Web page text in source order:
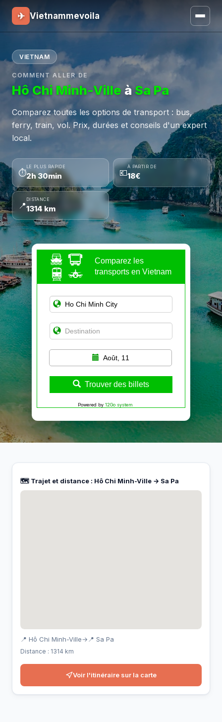
✈ Vietnammevoila
VIETNAM
COMMENT ALLER DE
Hô Chi Minh-Ville à Sa Pa
Comparez toutes les options de transport : bus,
ferry, train, vol. Prix, durées et conseils d'un expert
local.
⏱
LE PLUS RAPIDE
2h 30min 💶
À PARTIR DE
18€
📍
DISTANCE
1314 km
Comparez les
transports en Vietnam
Août, 11
Trouver des billets
Powered by 12Go system
🗺️ Trajet et distance : Hô Chi Minh-Ville → Sa Pa
📍 Hô Chi Minh-Ville→ 📍 Sa Pa
Distance : 1314 km
Voir l'itinéraire sur la carte